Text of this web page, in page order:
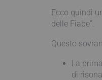
Ecco quindi
delle Fiabe”.
Questo
La
di